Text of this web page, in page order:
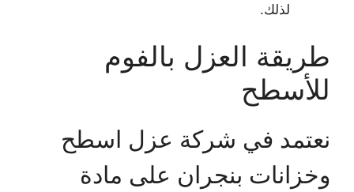
لذلك.
طريقة العزل بالفوم
للأسطح
نعتمد في شركة عزل اسطح
وخزانات بنجران على مادة